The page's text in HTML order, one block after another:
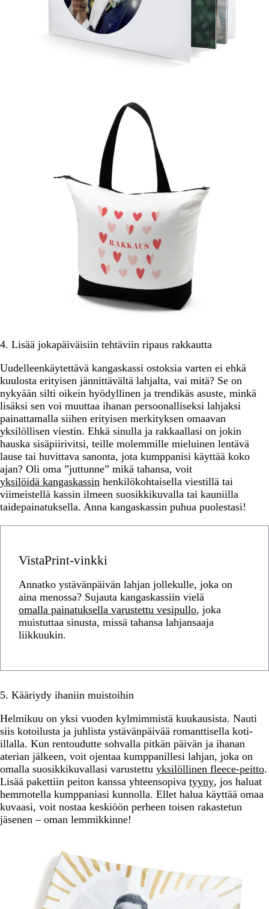
4. Lisää jokapäiväisiin tehtäviin ripaus rakkautta
Uudelleenkäytettävä kangaskassi ostoksia varten ei ehkä
kuulosta erityisen jännittävältä lahjalta, vai mitä? Se on
nykyään silti oikein hyödyllinen ja trendikäs asuste, minkä
lisäksi sen voi muuttaa ihanan persoonalliseksi lahjaksi
painattamalla siihen erityisen merkityksen omaavan
yksilöllisen viestin. Ehkä sinulla ja rakkaallasi on jokin
hauska sisäpiirivitsi, teille molemmille mieluinen lentävä
lause tai huvittava sanonta, jota kumppanisi käyttää koko
ajan? Oli oma ”juttunne” mikä tahansa, voit
yksilöidä kangaskassin henkilökohtaisella viestillä tai
viimeistellä kassin ilmeen suosikkikuvalla tai kauniilla
taidepainatuksella. Anna kangaskassin puhua puolestasi!
VistaPrint-vinkki
Annatko ystävänpäivän lahjan jollekulle, joka on
aina menossa? Sujauta kangaskassiin vielä
omalla painatuksella varustettu vesipullo, joka
muistuttaa sinusta, missä tahansa lahjansaaja
liikkuukin.
5. Kääriydy ihaniin muistoihin
Helmikuu on yksi vuoden kylmimmistä kuukausista. Nauti
siis kotoilusta ja juhlista ystävänpäivää romanttisella koti-
illalla. Kun rentoudutte sohvalla pitkän päivän ja ihanan
aterian jälkeen, voit ojentaa kumppanillesi lahjan, joka on
omalla suosikkikuvallasi varustettu yksilöllinen fleece-peitto.
Lisää pakettiin peiton kanssa yhteensopiva tyyny, jos haluat
hemmotella kumppaniasi kunnolla. Ellet halua käyttää omaa
kuvaasi, voit nostaa keskiöön perheen toisen rakastetun
jäsenen – oman lemmikkinne!